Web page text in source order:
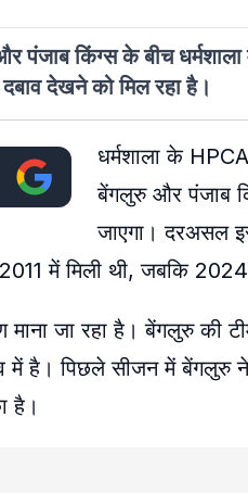
किंग्स के बीच धर्मशाला
देखने को मिल रहा है।
धर्मशाला के
बेंगलुरु और पंजाब
जाएगा। दरअसल
में मिली थी, जबकि
माना जा रहा है। बेंगलुरु की
में है। पिछले सीजन में बेंगलुरु
है।